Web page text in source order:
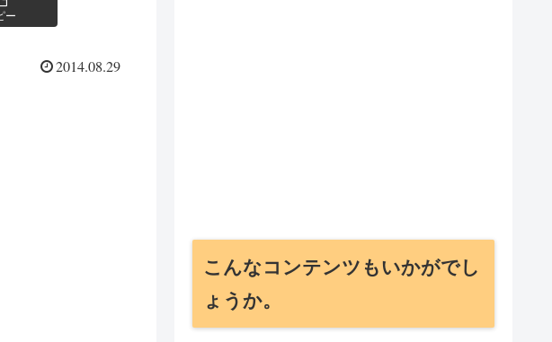
ー
2014.08.29
こんなコンテンツもいかがでし
ょうか。